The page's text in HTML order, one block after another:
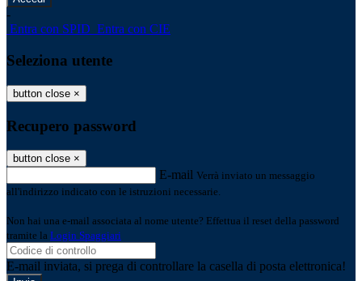
-
Entra con SPID Entra con CIE
Seleziona utente
button close ×
Recupero password
button close ×
E-mail Verrà inviato un messaggio
all'indirizzo indicato con le istruzioni necessarie.
Non hai una e-mail associata al nome utente? Effettua il reset della password
tramite la Login Spaggiari
E-mail inviata, si prega di controllare la casella di posta elettronica!